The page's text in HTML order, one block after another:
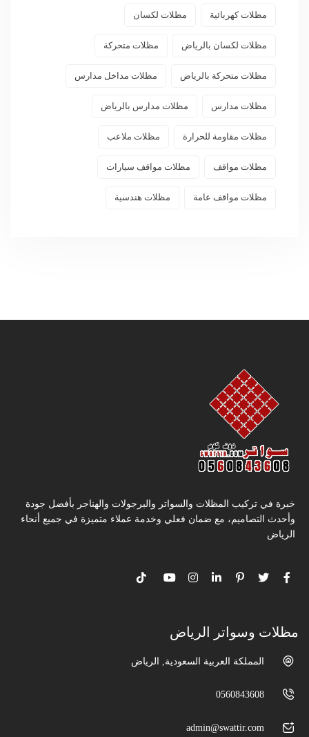
مظلات كهربائية مظلات لكسان
مظلات لكسان بالرياض مظلات متحركة
مظلات متحركة بالرياض مظلات مداخل مدارس
مظلات مدارس مظلات مدارس بالرياض
مظلات مقاومة للحرارة مظلات ملاعب
مظلات مواقف مظلات مواقف سيارات
مظلات مواقف عامة مظلات هندسية
خبرة في تركيب المظلات والسواتر والبرجولات والهناجر بأفضل جودة
وأحدث التصاميم، مع ضمان فعلي وخدمة عملاء متميزة في جميع أنحاء
الرياض
مظلات وسواتر الرياض
المملكة العربية السعودية, الرياض
0560843608
admin@swattir.com